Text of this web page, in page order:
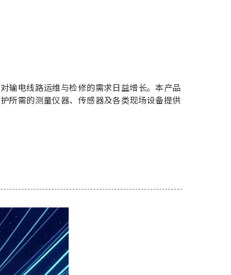
输电线路运维与检修的需求日益增长。本产品
所需的测量仪器、传感器及各类现场设备提供